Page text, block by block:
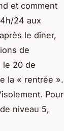
et comment
24 aux
le dîner,
de
le 20 de
la « rentrée ».
Pour
niveau 5,